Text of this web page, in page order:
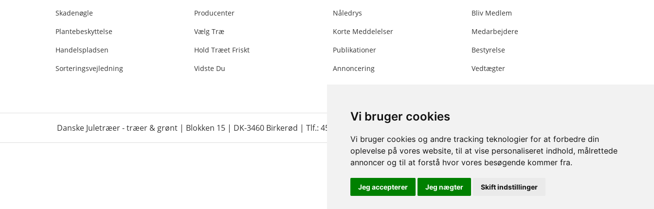
Vi bruger cookies
Vi bruger cookies og andre tracking teknologier for at forbedre din
oplevelse på vores website, til at vise personaliseret indhold, målrettede
annoncer og til at forstå hvor vores besøgende kommer fra.
Jeg accepterer Jeg nægter Skift indstillinger
Skadenøgle
Plantebeskyttelse
Handelspladsen
Sorteringsvejledning
Producenter
Vælg Træ
Hold Træet Friskt
Vidste Du
Nåledrys
Korte Meddelelser
Publikationer
Annoncering
Bliv Medlem
Medarbejdere
Bestyrelse
Vedtægter
Danske Juletræer - træer & grønt | Blokken 15 | DK-3460 Birkerød | Tlf.: 45 35 24 12